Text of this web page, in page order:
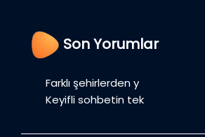
Son Yorumlar
Farklı şehirlerden y
Keyifli sohbetin tek